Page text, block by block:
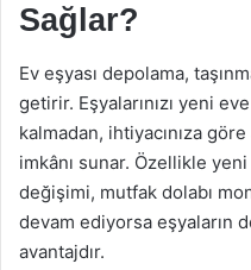
Sağlar?
Ev eşyası depolama,
getirir. Eşyalarınızı yeni
kalmadan, ihtiyacınıza
imkânı sunar. Özellikle
değişimi, mutfak dolabı
devam ediyorsa eşyaların
avantajdır.